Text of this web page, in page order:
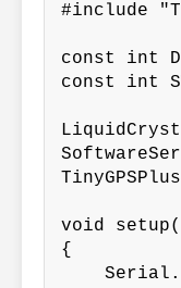
#include
const int
const int
void
{